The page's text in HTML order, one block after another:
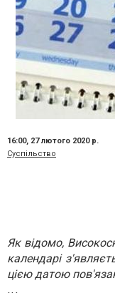
16:00, 27 лютого 2020 р.
Суспільство
Як відомо,
календарі
цією датою